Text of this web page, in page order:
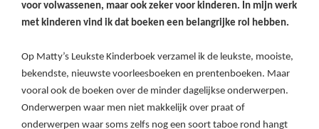
voor volwassenen, maar ook zeker voor kinderen. In mijn werk
met kinderen vind ik dat boeken een belangrijke rol hebben.
Op Matty’s Leukste Kinderboek verzamel ik de leukste, mooiste,
bekendste, nieuwste voorleesboeken en prentenboeken. Maar
vooral ook de boeken over de minder dagelijkse onderwerpen.
Onderwerpen waar men niet makkelijk over praat of
onderwerpen waar soms zelfs nog een soort taboe rond hangt